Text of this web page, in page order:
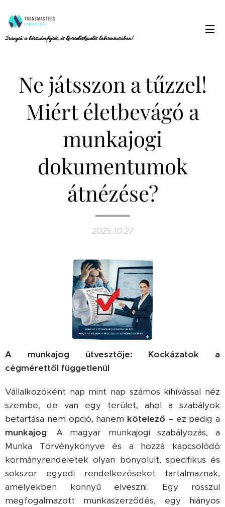
Iránytű a bérszámfejtés, és követeléskezelés labirintusában!
Ne játsszon a tűzzel!
Miért életbevágó a
munkajogi
dokumentumok
átnézése?
2025.10.27
A munkajog útvesztője: Kockázatok a
cégmérettől függetlenül
Vállalkozóként nap mint nap számos kihívással néz
szembe, de van egy terület, ahol a szabályok
betartása nem opció, hanem kötelező – ez pedig a
munkajog. A magyar munkajogi szabályozás, a
Munka Törvénykönyve és a hozzá kapcsolódó
kormányrendeletek olyan bonyolult, specifikus és
sokszor egyedi rendelkezéseket tartalmaznak,
amelyekben könnyű elveszni. Egy rosszul
megfogalmazott munkaszerződés, egy hiányos